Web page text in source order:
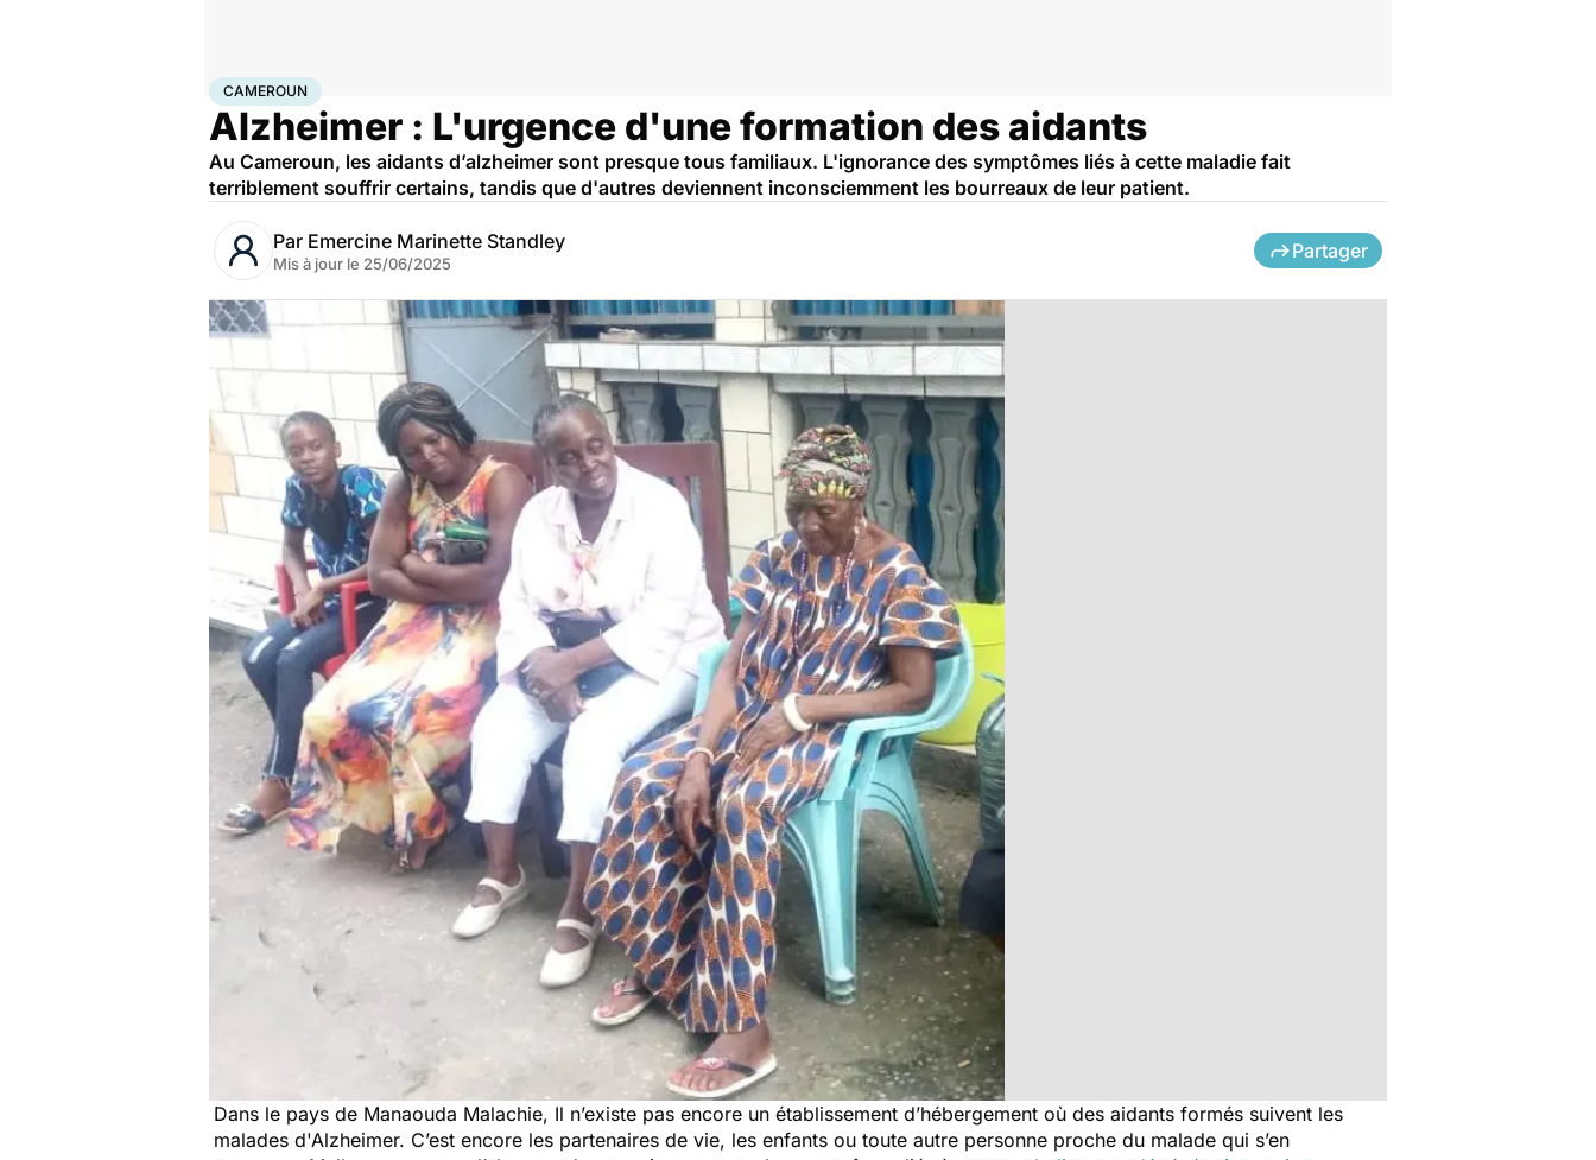
AccueilSantéCameroun
CAMEROUN
Alzheimer : L'urgence d'une formation des aidants
Au Cameroun, les aidants d’alzheimer sont presque tous familiaux. L'ignorance des symptômes liés à cette maladie fait
terriblement souffrir certains, tandis que d'autres deviennent inconsciemment les bourreaux de leur patient.
Par Emercine Marinette Standley
Mis à jour le 25/06/2025
Partager
Dans le pays de Manaouda Malachie, Il n’existe pas encore un établissement d’hébergement où des aidants formés suivent les
malades d'Alzheimer. C’est encore les partenaires de vie, les enfants ou toute autre personne proche du malade qui s’en